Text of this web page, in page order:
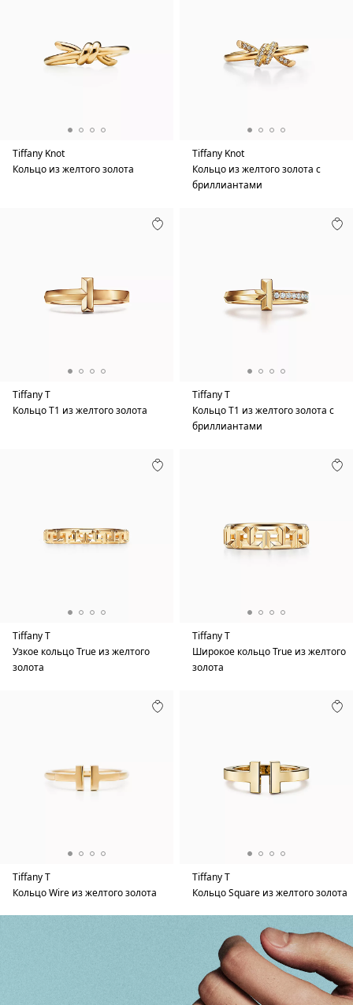
Tiffany Knot
Кольцо из желтого золота
Tiffany Knot
Кольцо из желтого золота с
бриллиантами
Tiffany T
Кольцо T1 из желтого золота
Tiffany T
Кольцо T1 из желтого золота с
бриллиантами
Tiffany T
Узкое кольцо True из желтого
золота
Tiffany T
Широкое кольцо True из желтого
золота
Tiffany T
Кольцо Wire из желтого золота
Tiffany T
Кольцо Square из желтого золота